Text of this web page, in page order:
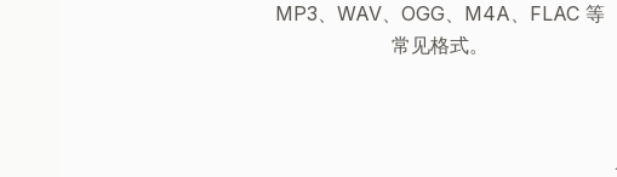
MP3、WAV、OGG、M4A、FLAC 等
常见格式。